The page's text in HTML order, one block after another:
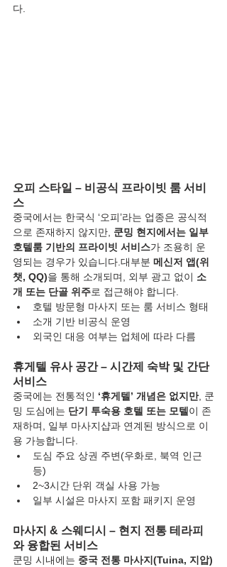
다.
오피 스타일 – 비공식 프라이빗 룸 서비
스
중국에서는 한국식 ‘오피’라는 업종은 공식적
으로 존재하지 않지만, 쿤밍 현지에서는 일부
호텔룸 기반의 프라이빗 서비스가 조용히 운
영되는 경우가 있습니다.대부분 메신저 앱(위
챗, QQ)을 통해 소개되며, 외부 광고 없이 소
개 또는 단골 위주로 접근해야 합니다.
호텔 방문형 마사지 또는 룸 서비스 형태
소개 기반 비공식 운영
외국인 대응 여부는 업체에 따라 다름
휴게텔 유사 공간 – 시간제 숙박 및 간단
서비스
중국에는 전통적인 ‘휴게텔’ 개념은 없지만, 쿤
밍 도심에는 단기 투숙용 호텔 또는 모텔 이 존
재하며, 일부 마사지샵과 연계된 방식으로 이
용 가능합니다.
도심 주요 상권 주변(우화로, 북역 인근
등)
2~3시간 단위 객실 사용 가능
일부 시설은 마사지 포함 패키지 운영
마사지 & 스웨디시 – 현지 전통 테라피
와 융합된 서비스
쿤밍 시내에는 중국 전통 마사지(Tuina, 지압)